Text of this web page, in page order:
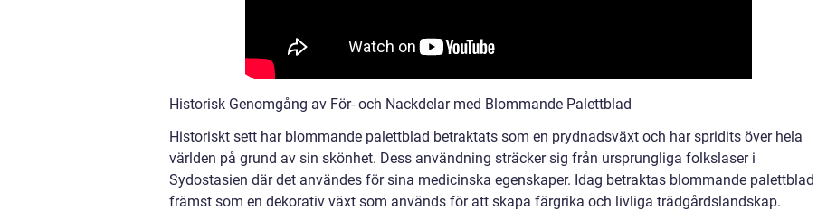
Historisk Genomgång av För- och Nackdelar med Blommande Palettblad
Historiskt sett har blommande palettblad betraktats som en prydnadsväxt och har spridits över hela
världen på grund av sin skönhet. Dess användning sträcker sig från ursprungliga folkslaser i
Sydostasien där det användes för sina medicinska egenskaper. Idag betraktas blommande palettblad
främst som en dekorativ växt som används för att skapa färgrika och livliga trädgårdslandskap.